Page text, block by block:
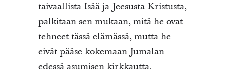
taivaallista Isää ja Jeesusta Kristusta,
palkitaan sen mukaan, mitä he ovat
tehneet tässä elämässä, mutta he
eivät pääse kokemaan Jumalan
edessä asumisen kirkkautta.